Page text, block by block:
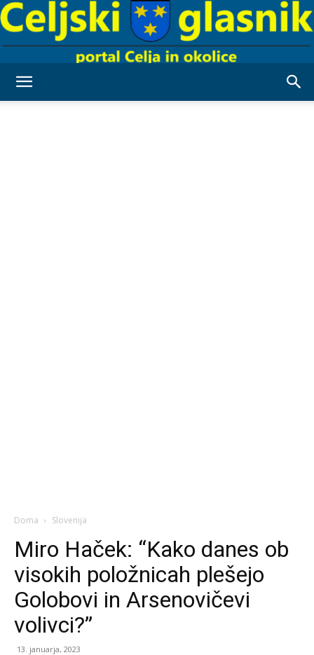
Doma Slovenija
Miro Haček: “Kako danes ob
visokih položnicah plešejo
Golobovi in Arsenovičevi
volivci?”
13. januarja, 2023